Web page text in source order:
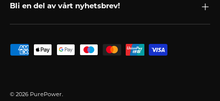
Bli en del av vårt nyhetsbrev!
Godkända betalningsmetoder
© 2026 PurePower.